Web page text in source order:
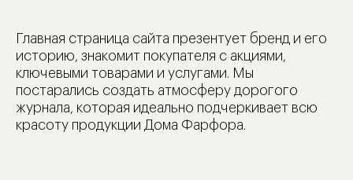
Главная страница сайта презентует бренд и его
историю, знакомит покупателя с акциями,
ключевыми товарами и услугами. Мы
постарались создать атмосферу дорогого
журнала, которая идеально подчеркивает всю
красоту продукции Дома Фарфора.